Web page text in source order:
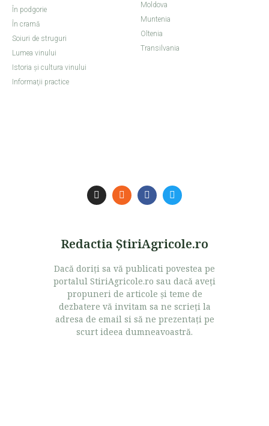
În podgorie
În cramă
Soiuri de struguri
Lumea vinului
Istoria şi cultura vinului
Informaţii practice
Moldova
Muntenia
Oltenia
Transilvania
Redactia ŞtiriAgricole.ro
Dacă doriţi sa vă publicati povestea pe
portalul StiriAgricole.ro sau dacă aveţi
propuneri de articole şi teme de
dezbatere vă invitam sa ne scrieţi la
adresa de email si să ne prezentaţi pe
scurt ideea dumneavoastră.